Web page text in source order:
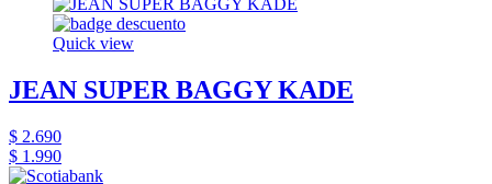
Quick view
JEAN SUPER BAGGY KADE
$ 2.690
$ 1.990